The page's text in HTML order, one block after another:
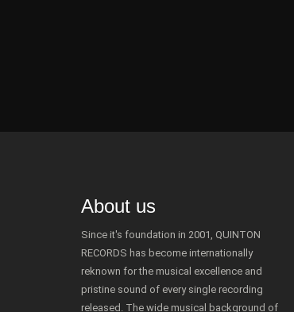
About us
Since it's foundation in 2001, QUINTON
RECORDS has become internationally
reknown for the musical excellence and
pristine sound of every single recording
released. The wide musical background of